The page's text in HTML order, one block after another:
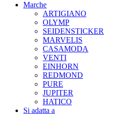
Marche
ARTIGIANO
OLYMP
SEIDENSTICKER
MARVELIS
CASAMODA
VENTI
EINHORN
REDMOND
PURE
JUPITER
HATICO
Si adatta a